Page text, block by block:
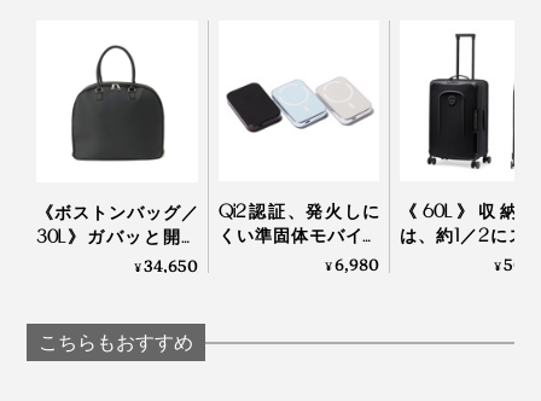
カラーは、「オレンジ」「イエロー」「ブルー」「ライ
着けないヴィヴィッドな色合いも、ポーチとして使って
みるといい感じ。
編み立ては、ニット編機の最新技術「ホールガーメン
ト」。すべてが1本の糸で編まれていて、縫製はいっさ
いナシ。
《ボストンバッグ／
30L》ガバッと開い
て、小旅行や出張の
まれたビーガンレザ
ー使用の「旅バッ
¥34,650
Qi2認証、発火しに
くい準固体モバイル
バッテリー
¥6,980
《60L》収納
は、約1／2にス
化できる、オラ
¥
こちらもおすすめ